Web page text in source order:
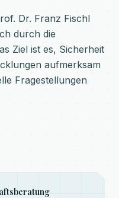
Dr. Franz Fischl
durch die
Ziel ist es, Sicherheit
aufmerksam
Fragestellungen